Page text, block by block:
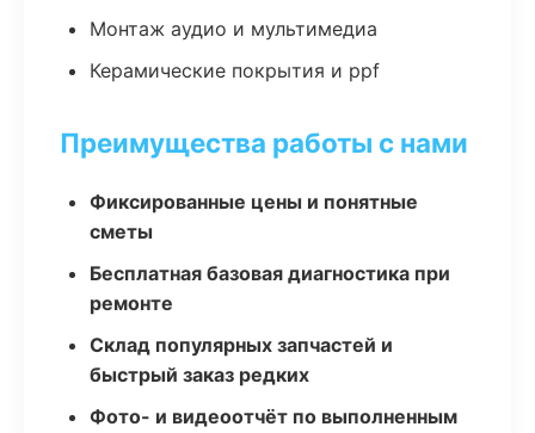
Монтаж аудио и мультимедиа
Керамические покрытия и ppf
Преимущества работы с нами
Фиксированные цены и понятные
сметы
Бесплатная базовая диагностика при
ремонте
Склад популярных запчастей и
быстрый заказ редких
Фото- и видеоотчёт по выполненным